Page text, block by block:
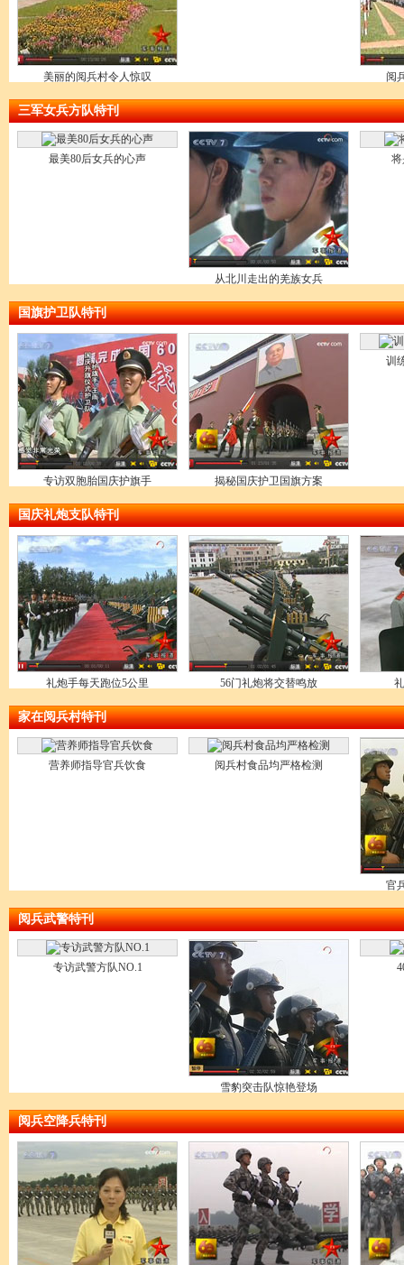
美丽的阅兵村令人惊叹 阅
三军女兵方队特刊
最美80后女兵的心声
从北川走出的羌族女兵
国旗护卫队特刊
专访双胞胎国庆护旗手 揭秘国庆护卫国旗方案
训
国庆礼炮支队特刊
礼炮手每天跑位5公里 56门礼炮将交替鸣放
家在阅兵村特刊
营养师指导官兵饮食 阅兵村食品均严格检测
官
阅兵武警特刊
专访武警方队NO.1
雪豹突击队惊艳登场
阅兵空降兵特刊